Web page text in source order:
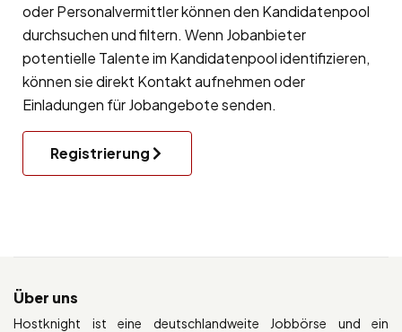
oder Personalvermittler können den Kandidatenpool
durchsuchen und filtern. Wenn Jobanbieter
potentielle Talente im Kandidatenpool identifizieren,
können sie direkt Kontakt aufnehmen oder
Einladungen für Jobangebote senden.
Registrierung
Über uns
Hostknight ist eine deutschlandweite Jobbörse und ein